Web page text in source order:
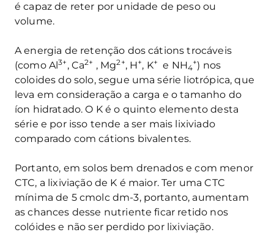
é capaz de reter por unidade de peso ou
volume.
A energia de retenção dos cátions trocáveis
(como Al3+ , Ca2+ , Mg2+, H+, K+ e NH4
+) nos
coloides do solo, segue uma série liotrópica, que
leva em consideração a carga e o tamanho do
íon hidratado. O K é o quinto elemento desta
série e por isso tende a ser mais lixiviado
comparado com cátions bivalentes.
Portanto, em solos bem drenados e com menor
CTC, a lixiviação de K é maior. Ter uma CTC
mínima de 5 cmolc dm-3, portanto, aumentam
as chances desse nutriente ficar retido nos
colóides e não ser perdido por lixiviação.